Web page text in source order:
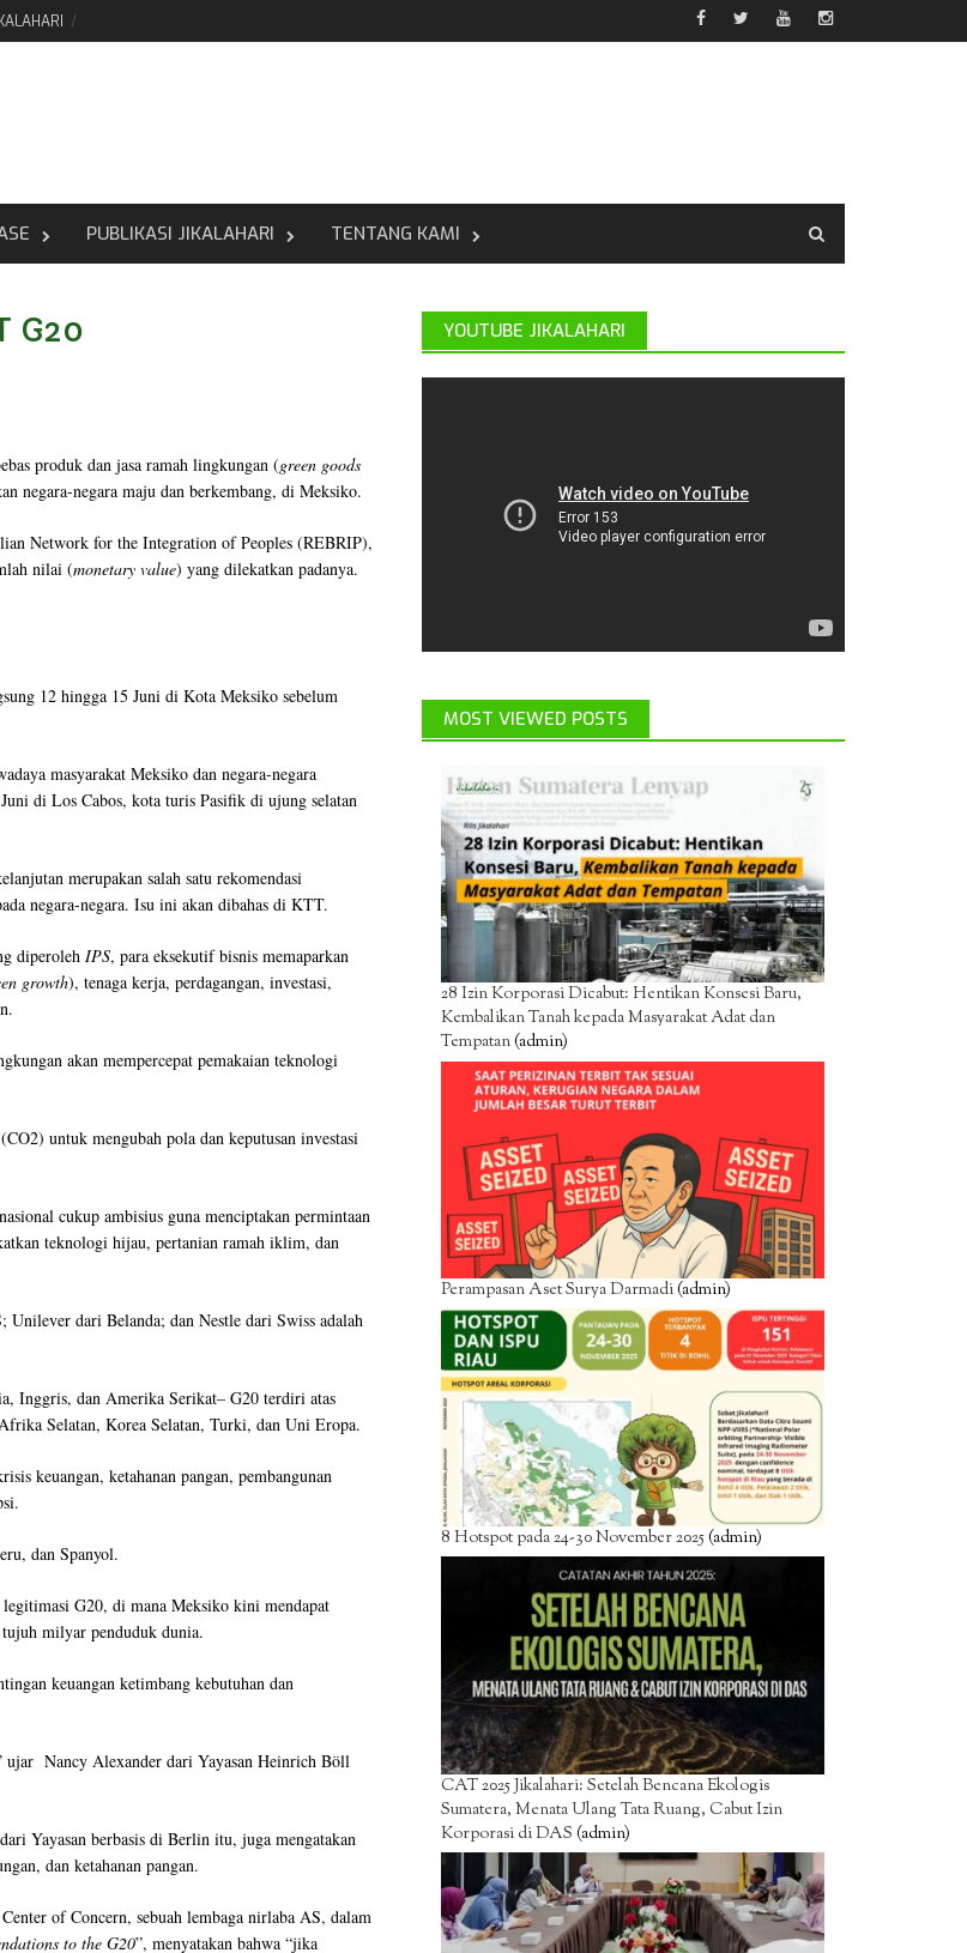
PUBLIKASI JIKALAHARI TENTANG KAMI
G20
produk dan jasa ramah lingkungan (green goods
negara-negara maju dan berkembang, di Meksiko.
Network for the Integration of Peoples (REBRIP),
nilai (monetary value) yang dilekatkan padanya.
12 hingga 15 Juni di Kota Meksiko sebelum
masyarakat Meksiko dan negara-negara
di Los Cabos, kota turis Pasifik di ujung selatan
merupakan salah satu rekomendasi
negara-negara. Isu ini akan dibahas di KTT.
diperoleh IPS, para eksekutif bisnis memaparkan
growth), tenaga kerja, perdagangan, investasi,
akan mempercepat pemakaian teknologi
untuk mengubah pola dan keputusan investasi
cukup ambisius guna menciptakan permintaan
teknologi hijau, pertanian ramah iklim, dan
dari Belanda; dan Nestle dari Swiss adalah
Inggris, dan Amerika Serikat– G20 terdiri atas
Selatan, Korea Selatan, Turki, dan Uni Eropa.
keuangan, ketahanan pangan, pembangunan
dan Spanyol.
G20, di mana Meksiko kini mendapat
milyar penduduk dunia.
keuangan ketimbang kebutuhan dan
ujar Nancy Alexander dari Yayasan Heinrich Böll
Yayasan berbasis di Berlin itu, juga mengatakan
dan ketahanan pangan.
of Concern, sebuah lembaga nirlaba AS, dalam
to the G20”, menyatakan bahwa “jika
YOUTUBE JIKALAHARI
MOST VIEWED POSTS
28 Izin Korporasi Dicabut: Hentikan Konsesi Baru,
Kembalikan Tanah kepada Masyarakat Adat dan
Tempatan(admin)
Perampasan Aset Surya Darmadi(admin)
8 Hotspot pada 24-30 November 2025(admin)
CAT 2025 Jikalahari: Setelah Bencana Ekologis
Sumatera, Menata Ulang Tata Ruang, Cabut Izin
Korporasi di DAS (admin)